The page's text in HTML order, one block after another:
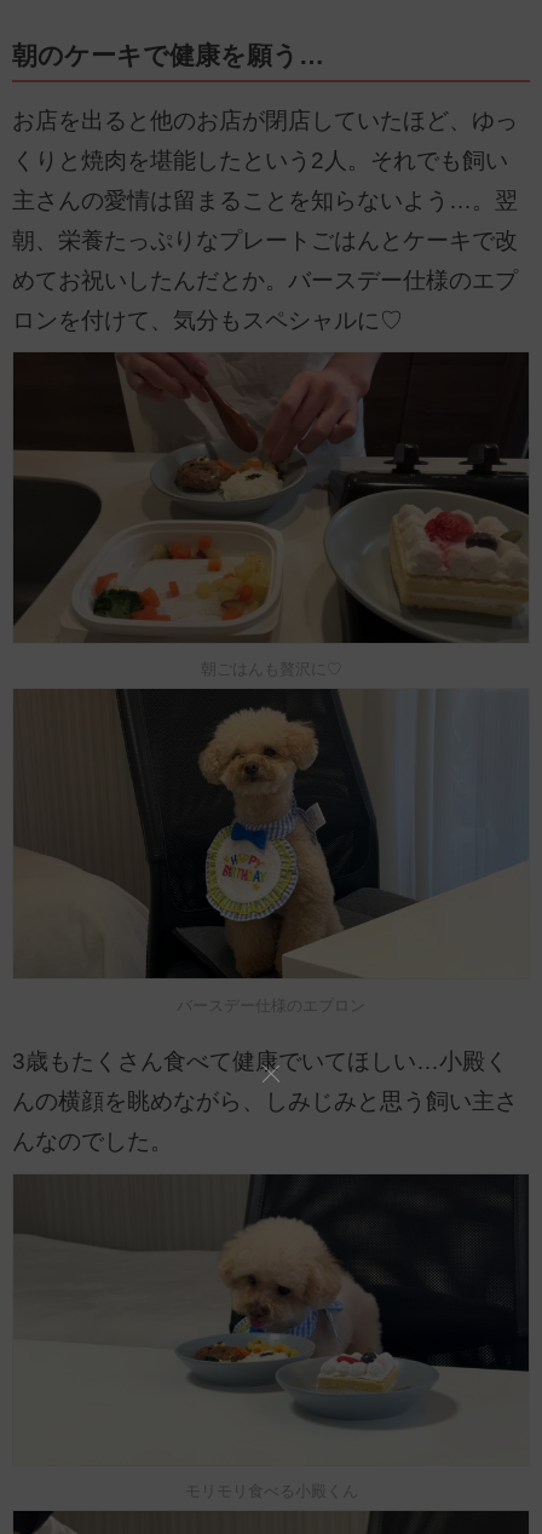
朝のケーキで健康を願う…
お店を出ると他のお店が閉店していたほど、ゆっ
くりと焼肉を堪能したという2人。それでも飼い
主さんの愛情は留まることを知らないよう…。翌
朝、栄養たっぷりなプレートごはんとケーキで改
めてお祝いしたんだとか。バースデー仕様のエプ
ロンを付けて、気分もスペシャルに♡
朝ごはんも贅沢に♡
バースデー仕様のエプロン
3歳もたくさん食べて健康でいてほしい…小殿く
んの横顔を眺めながら、しみじみと思う飼い主さ
んなのでした。
モリモリ食べる小殿くん